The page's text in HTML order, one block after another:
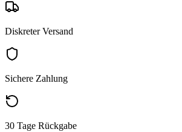
Diskreter Versand
Sichere Zahlung
30 Tage Rückgabe